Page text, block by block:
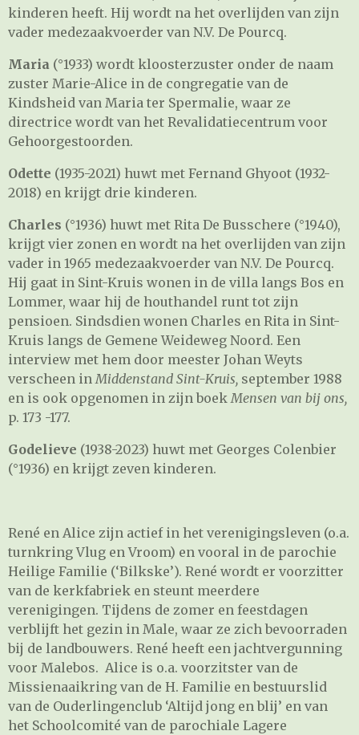
kinderen heeft. Hij wordt na het overlijden van zijn
vader medezaakvoerder van N.V. De Pourcq.
Maria (°1933) wordt kloosterzuster onder de naam
zuster Marie-Alice in de congregatie van de
Kindsheid van Maria ter Spermalie, waar ze
directrice wordt van het Revalidatiecentrum voor
Gehoorgestoorden.
Odette (1935-2021) huwt met Fernand Ghyoot (1932-
2018) en krijgt drie kinderen.
Charles (°1936) huwt met Rita De Busschere (°1940),
krijgt vier zonen en wordt na het overlijden van zijn
vader in 1965 medezaakvoerder van N.V. De Pourcq.
Hij gaat in Sint-Kruis wonen in de villa langs Bos en
Lommer, waar hij de houthandel runt tot zijn
pensioen. Sindsdien wonen Charles en Rita in Sint-
Kruis langs de Gemene Weideweg Noord. Een
interview met hem door meester Johan Weyts
verscheen inMiddenstand Sint-Kruis, september 1988
en is ook opgenomen in zijn boekMensen van bij ons,
p. 173 -177.
Godelieve (1938-2023) huwt met Georges Colenbier
(°1936) en krijgt zeven kinderen.
René en Alice zijn actief in het verenigingsleven (o.a.
turnkring Vlug en Vroom) en vooral in de parochie
Heilige Familie (‘Bilkske’). René wordt er voorzitter
van de kerkfabriek en steunt meerdere
verenigingen. Tijdens de zomer en feestdagen
verblijft het gezin in Male, waar ze zich bevoorraden
bij de landbouwers. René heeft een jachtvergunning
voor Malebos. Alice is o.a. voorzitster van de
Missienaaikring van de H. Familie en bestuurslid
van de Ouderlingenclub ‘Altijd jong en blij’ en van
het Schoolcomité van de parochiale Lagere